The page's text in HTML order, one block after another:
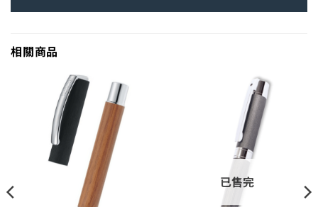
相關商品
已售完